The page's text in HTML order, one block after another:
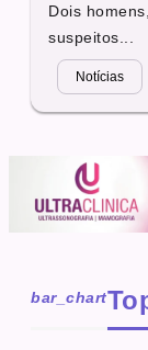
Dois
suspeitos...
Notícias
bar_chart